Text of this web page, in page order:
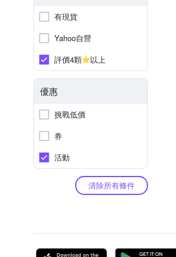
有現貨
Yahoo自營
評價4顆
以上
優惠
挑戰低價
券
活動
清除所有條件